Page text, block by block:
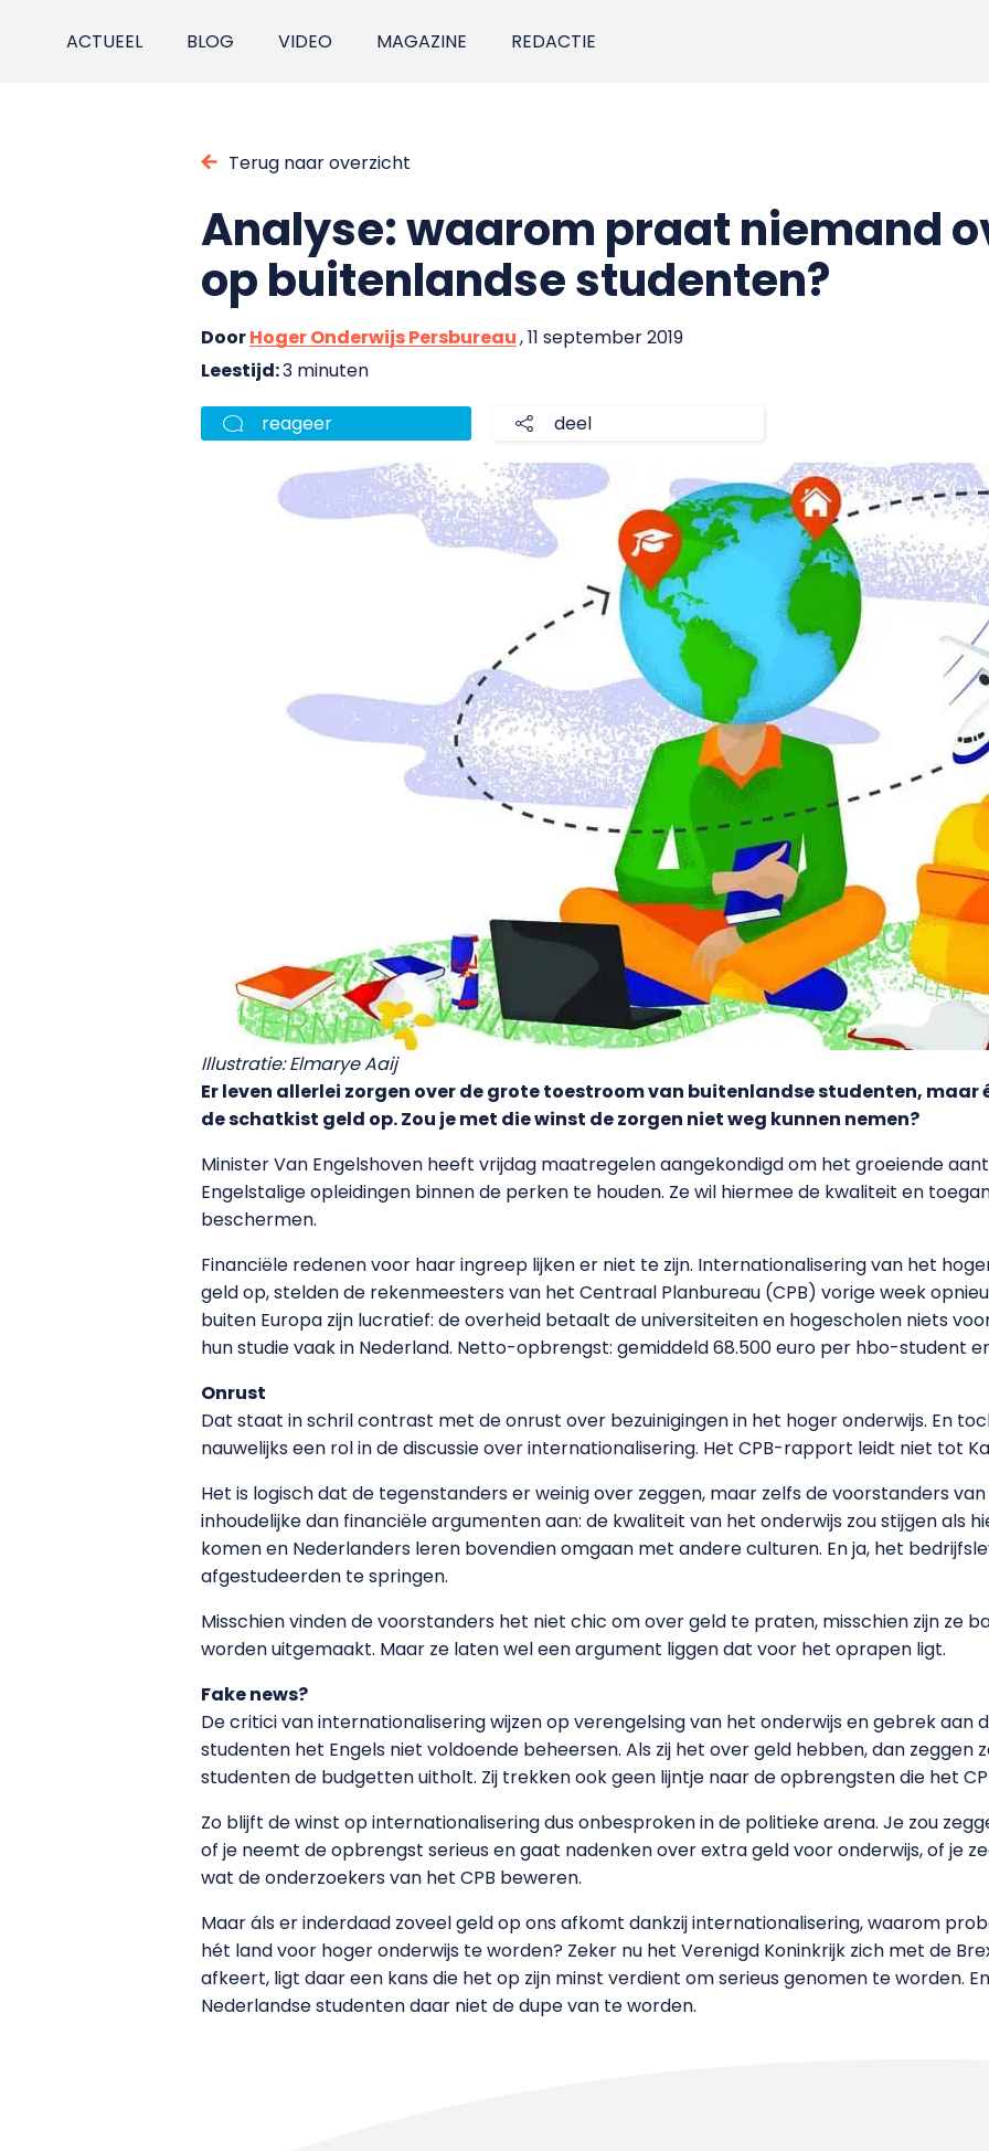
ACTUEEL BLOG VIDEO MAGAZINE REDACTIE
Terug naar overzicht
Analyse: waarom praat niemand
op buitenlandse studenten?
DoorHoger Onderwijs Persbureau, 11 september 2019
Leestijd:3 minuten
reageer deel
Illustratie: Elmarye Aaij
Er leven allerlei zorgen over de grote toestroom van buitenlandse studenten, maar
de schatkist geld op. Zou je met die winst de zorgen niet weg kunnen nemen?
Minister Van Engelshoven heeft vrijdag maatregelen aangekondigd om het groeiende
Engelstalige opleidingen binnen de perken te houden. Ze wil hiermee de kwaliteit en
beschermen.
Financiële redenen voor haar ingreep lijken er niet te zijn. Internationalisering van het
geld op, stelden de rekenmeesters van het Centraal Planbureau (CPB) vorige week
buiten Europa zijn lucratief: de overheid betaalt de universiteiten en hogescholen niets
hun studie vaak in Nederland. Netto-opbrengst: gemiddeld 68.500 euro per hbo-student
Onrust
Dat staat in schril contrast met de onrust over bezuinigingen in het hoger onderwijs. En
nauwelijks een rol in de discussie over internationalisering. Het CPB-rapport leidt niet tot
Het is logisch dat de tegenstanders er weinig over zeggen, maar zelfs de voorstanders
inhoudelijke dan financiële argumenten aan: de kwaliteit van het onderwijs zou stijgen als
komen en Nederlanders leren bovendien omgaan met andere culturen. En ja, het
afgestudeerden te springen.
Misschien vinden de voorstanders het niet chic om over geld te praten, misschien zijn ze
worden uitgemaakt. Maar ze laten wel een argument liggen dat voor het oprapen ligt.
Fake news?
De critici van internationalisering wijzen op verengelsing van het onderwijs en gebrek aan
studenten het Engels niet voldoende beheersen. Als zij het over geld hebben, dan zeggen
studenten de budgetten uitholt. Zij trekken ook geen lijntje naar de opbrengsten die het
Zo blijft de winst op internationalisering dus onbesproken in de politieke arena. Je zou
of je neemt de opbrengst serieus en gaat nadenken over extra geld voor onderwijs, of je
wat de onderzoekers van het CPB beweren.
Maar áls er inderdaad zoveel geld op ons afkomt dankzij internationalisering, waarom
hét land voor hoger onderwijs te worden? Zeker nu het Verenigd Koninkrijk zich met de
afkeert, ligt daar een kans die het op zijn minst verdient om serieus genomen te worden.
Nederlandse studenten daar niet de dupe van te worden.